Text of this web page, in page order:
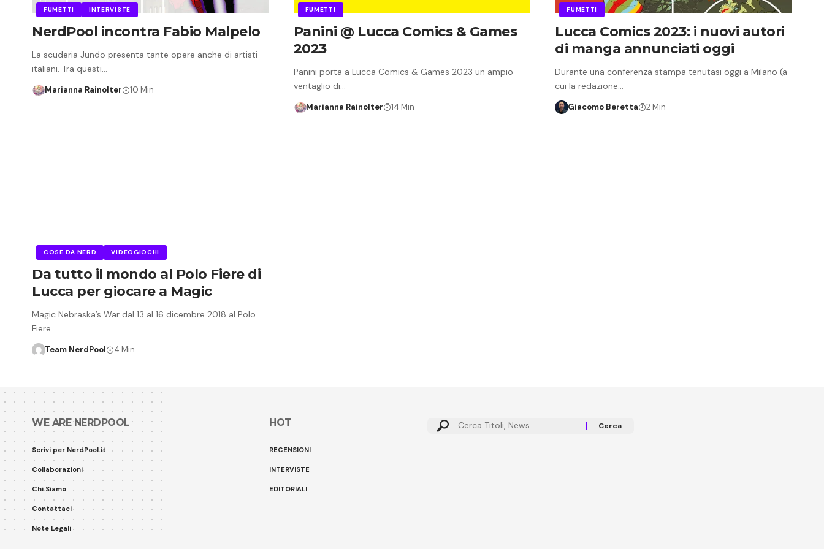
FUMETTI INTERVISTE
NerdPool incontra Fabio Malpelo
La scuderia Jundo presenta tante opere anche di artisti
italiani. Tra questi…
Marianna Rainolter 10 Min
FUMETTI
Panini @ Lucca Comics & Games
2023
Panini porta a Lucca Comics & Games 2023 un ampio
ventaglio di…
Marianna Rainolter 14 Min
FUMETTI
Lucca Comics 2023: i nuovi autori
di manga annunciati oggi
Durante una conferenza stampa tenutasi oggi a Milano (a
cui la redazione…
Giacomo Beretta 2 Min
COSE DA NERD VIDEOGIOCHI
Da tutto il mondo al Polo Fiere di
Lucca per giocare a Magic
Magic Nebraska’s War dal 13 al 16 dicembre 2018 al Polo
Fiere…
Team NerdPool 4 Min
WE ARE NERDPOOL
Scrivi per NerdPool.it
Collaborazioni
Chi Siamo
Contattaci
Note Legali
HOT
RECENSIONI
INTERVISTE
EDITORIALI
Cerca: